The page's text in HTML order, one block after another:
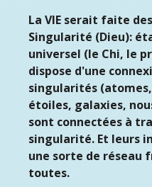
La VIE serait faite
Singularité (Dieu):
universel (le Chi, le
dispose d'une
singularités
étoiles, galaxies,
sont connectées à
singularité. Et leurs
une sorte de réseau
toutes.